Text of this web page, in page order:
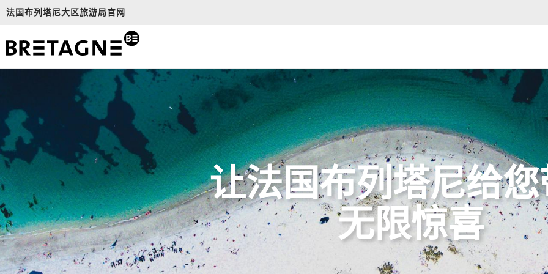
Aller
principal
法国布列塔尼大区旅游局官网
让法国布列塔尼给
无限惊喜